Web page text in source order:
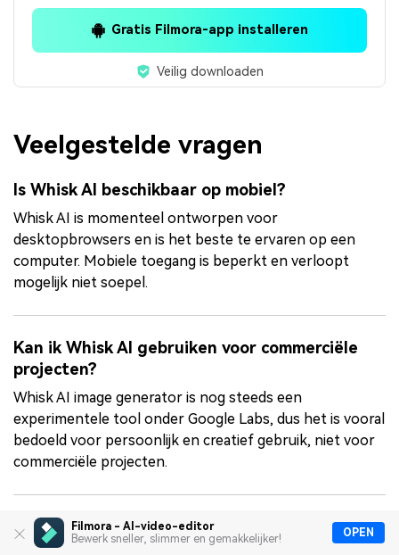
Filmora - AI-video-editor
Bewerk sneller, slimmer en gemakkelijker!
OPEN
Gratis Filmora-app installeren
Veilig downloaden
Veelgestelde vragen
Is Whisk AI beschikbaar op mobiel?
Whisk AI is momenteel ontworpen voor
desktopbrowsers en is het beste te ervaren op een
computer. Mobiele toegang is beperkt en verloopt
mogelijk niet soepel.
Kan ik Whisk AI gebruiken voor commerciële
projecten?
Whisk AI image generator is nog steeds een
experimentele tool onder Google Labs, dus het is vooral
bedoeld voor persoonlijk en creatief gebruik, niet voor
commerciële projecten.
Wat is het verschil tussen Whisk AI en andere
Google AI-tools?